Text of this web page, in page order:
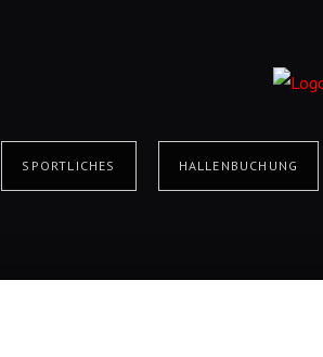
SPORTLICHES HALLENBUCHUNG